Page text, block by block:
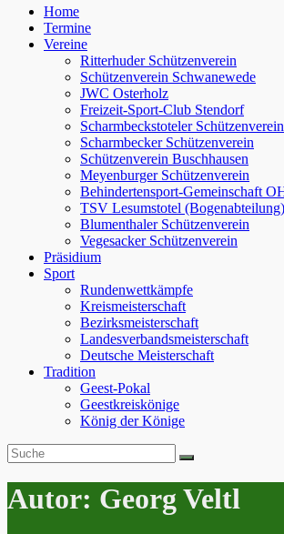
Home
Termine
Vereine
Ritterhuder Schützenverein
Schützenverein Schwanewede
JWC Osterholz
Freizeit-Sport-Club Stendorf
Scharmbeckstoteler Schützenverein
Scharmbecker Schützenverein
Schützenverein Buschhausen
Meyenburger Schützenverein
Behindertensport-Gemeinschaft
TSV Lesumstotel (Bogenabteilung)
Blumenthaler Schützenverein
Vegesacker Schützenverein
Präsidium
Sport
Rundenwettkämpfe
Kreismeisterschaft
Bezirksmeisterschaft
Landesverbandsmeisterschaft
Deutsche Meisterschaft
Tradition
Geest-Pokal
Geestkreiskönige
König der Könige
Autor: Georg Veltl